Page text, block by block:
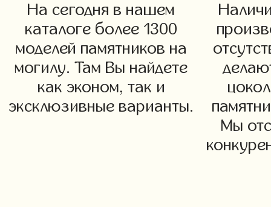
На сегодня в нашем
каталоге более 1300
моделей памятников на
могилу. Там Вы найдете
как эконом, так и
эксклюзивные варианты.
Мы